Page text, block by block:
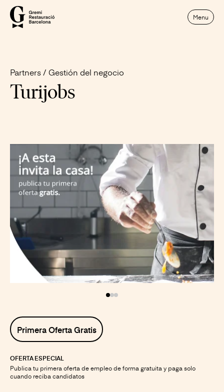
Menu
Instagram Facebook LinkedIn
Partners Gestión del negocio
Turijobs
Primera Oferta Gratis
OFERTA ESPECIAL
Publica tu primera oferta de empleo de forma gratuita y paga solo
cuando reciba candidatos